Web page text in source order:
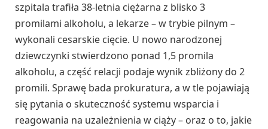
szpitala trafiła 38-letnia ciężarna z blisko 3
promilami alkoholu, a lekarze – w trybie pilnym –
wykonali cesarskie cięcie. U nowo narodzonej
dziewczynki stwierdzono ponad 1,5 promila
alkoholu, a część relacji podaje wynik zbliżony do 2
promili. Sprawę bada prokuratura, a w tle pojawiają
się pytania o skuteczność systemu wsparcia i
reagowania na uzależnienia w ciąży – oraz o to, jakie